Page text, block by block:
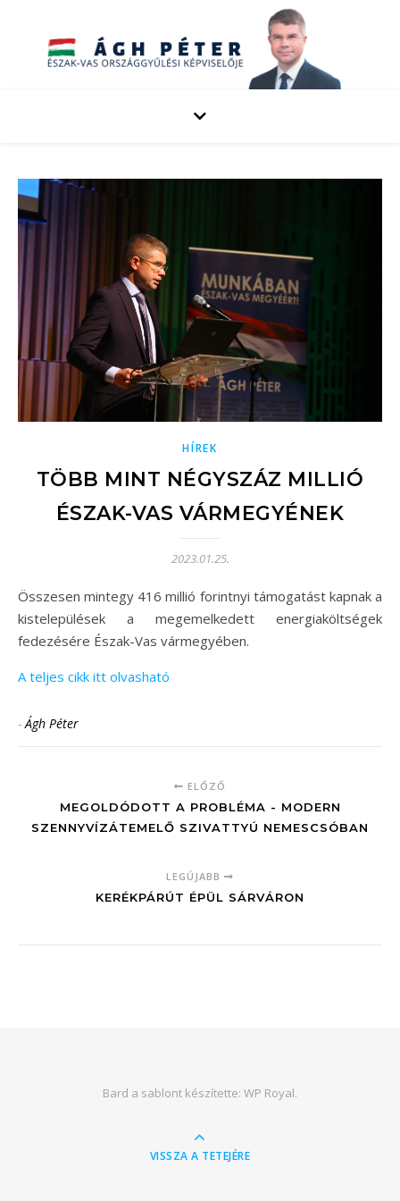
HÍREK
TÖBB MINT NÉGYSZÁZ MILLIÓ
ÉSZAK-VAS VÁRMEGYÉNEK
2023.01.25.
Összesen mintegy 416 millió forintnyi támogatást kapnak a
kistelepülések a megemelkedett energiaköltségek
fedezésére Észak-Vas vármegyében.
A teljes cikk itt olvasható
-Ágh Péter
ELŐZŐ
MEGOLDÓDOTT A PROBLÉMA - MODERN
SZENNYVÍZÁTEMELŐ SZIVATTYÚ NEMESCSÓBAN
LEGÚJABB
KERÉKPÁRÚT ÉPÜL SÁRVÁRON
Bard a sablont készítette: WP Royal.
VISSZA A TETEJÉRE